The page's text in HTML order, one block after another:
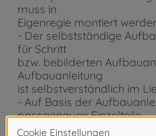
muss in
Eigenregie montiert
- Der selbstständige
für Schritt
bzw. bebilderten
Aufbauanleitung
ist selbstverständlich im
- Auf Basis der
passgenauen Einzelteile
zusammengefügt werden.